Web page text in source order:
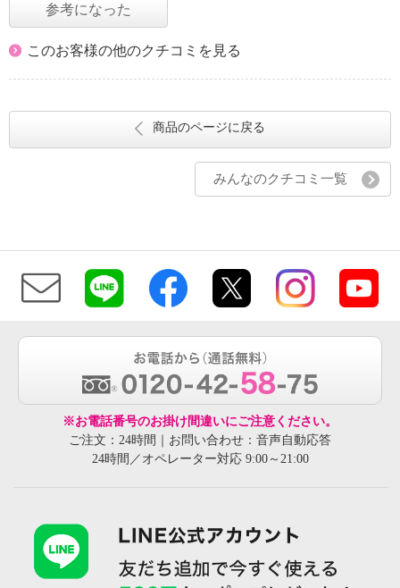
参考になった
このお客様の他のクチコミを見る
商品のページに戻る
みんなのクチコミ一覧
※お電話番号のお掛け間違いにご注意ください。
ご注文：24時間｜お問い合わせ：音声自動応答
24時間／オペレーター対応 9:00～21:00